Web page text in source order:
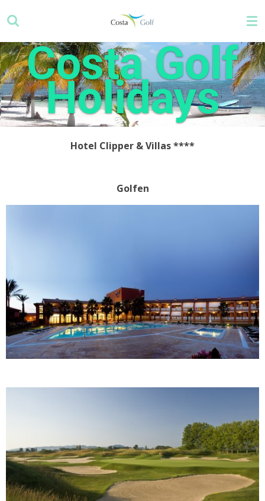
direct
naar
de
hoofdinhoud
Costa Golf
Holidays
Hotel Clipper & Villas****
Golfen